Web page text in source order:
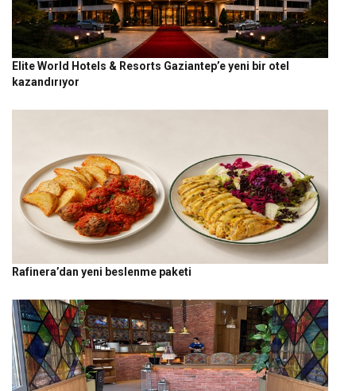
Elite World Hotels & Resorts Gaziantep’e yeni bir otel
kazandırıyor
Rafinera’dan yeni beslenme paketi